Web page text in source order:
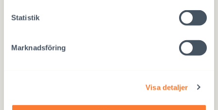
Statistik
Marknadsföring
Visa detaljer
CAPTCHA